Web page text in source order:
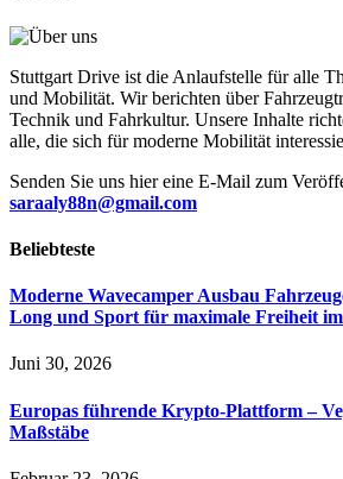
Stuttgart Drive ist die Anlaufstelle für alle
und Mobilität. Wir berichten über
Technik und Fahrkultur. Unsere Inhalte
alle, die sich für moderne Mobilität
Senden Sie uns hier eine E-Mail zum
saraaly88n@gmail.com
Beliebteste
Moderne Wavecamper Ausbau
Long und Sport für maximale Freiheit
Juni 30, 2026
Europas führende Krypto-Plattform –
Maßstäbe